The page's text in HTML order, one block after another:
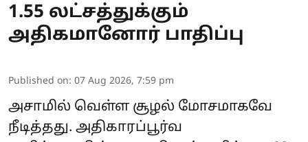
1.55 லட்சத்துக்கும்
அதிகமானோர் பாதிப்பு
Published on: 07 Aug 2026, 7:59 pm
அசாமில் வெள்ள சூழல் மோசமாகவே
நீடித்தது. அதிகாரப்பூர்வ